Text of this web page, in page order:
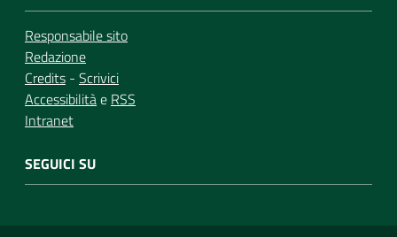
Responsabile sito
Redazione
Credits - Scrivici
Accessibilitàe RSS
Intranet
SEGUICI SU